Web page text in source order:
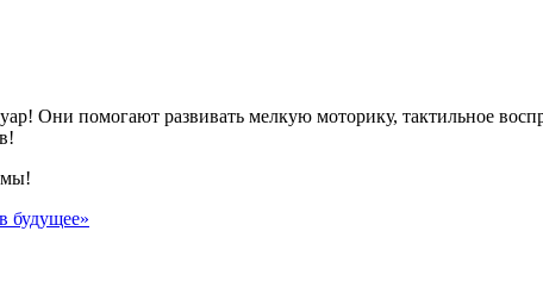
Они помогают развивать мелкую моторику, тактильное
будущее»